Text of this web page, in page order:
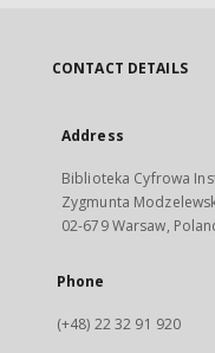
CONTACT DETAILS
Address
Biblioteka Cyfrowa
Zygmunta
02-679 Warsaw,
Phone
(+48) 22 32 91 920